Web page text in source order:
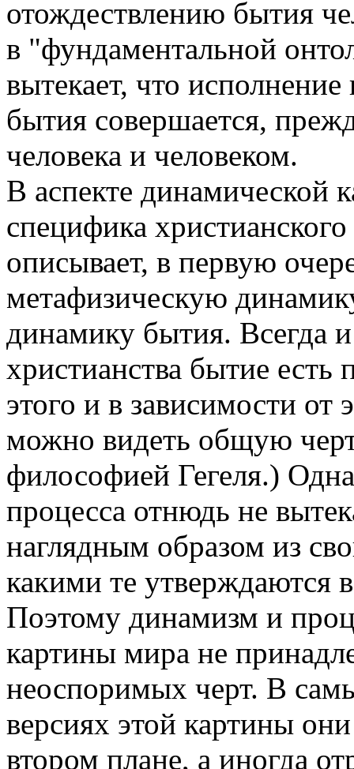
отождествлению бытия
в "фундаментальной
вытекает, что
бытия совершается,
человека и человеком.
В аспекте динамической
специфика
описывает, в первую
метафизическую
динамику бытия. Всегда
христианства бытие есть
этого и в зависимости от
можно видеть общую
философией Гегеля.)
процесса отнюдь не
наглядным образом из
какими те утверждаются
Поэтому динамизм и
картины мира не
неоспоримых черт. В
версиях этой картины
втором плане, а иногда